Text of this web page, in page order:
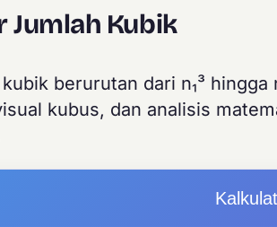
Jumlah Kubik
berurutan dari n₁³
kubus, dan analisis